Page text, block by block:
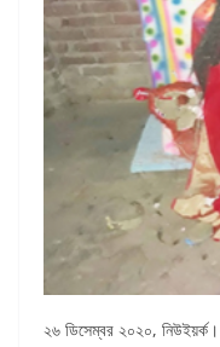
২৬ ডিসেম্বর ২০২০, নিউইয়র্ক।।